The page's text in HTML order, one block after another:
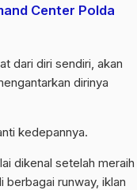
Center Polda
dari diri sendiri, akan
dirinya
kedepannya.
dikenal setelah meraih
berbagai runway, iklan